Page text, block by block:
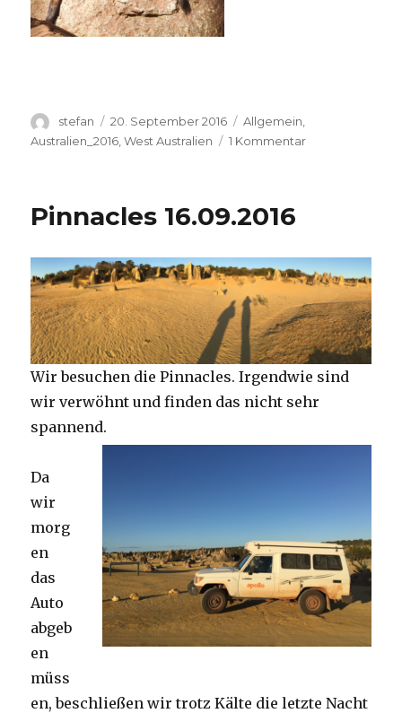
Autor
stefan
Veröffentlicht
am
20. September 2016 Kategorien
Allgemein,
Australien_2016 ,West Australien 1 Kommentarzu
Pinnacles 16.09.2016
Wir besuchen die Pinnacles. Irgendwie sind
wir verwöhnt und finden das nicht sehr
spannend.
Da
wir
morg
en
das
Auto
abgeb
en
müss
en, beschließen wir trotz Kälte die letzte Nacht